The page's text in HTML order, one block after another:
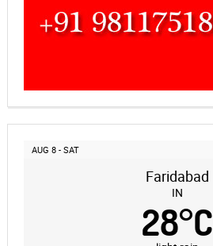
AUG 8 - SAT
Faridabad
IN
28°C